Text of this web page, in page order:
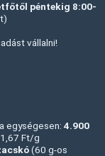
péntekig 8:00-
vállalni!
egységesen:4.900
Ft/g
(60 g-os